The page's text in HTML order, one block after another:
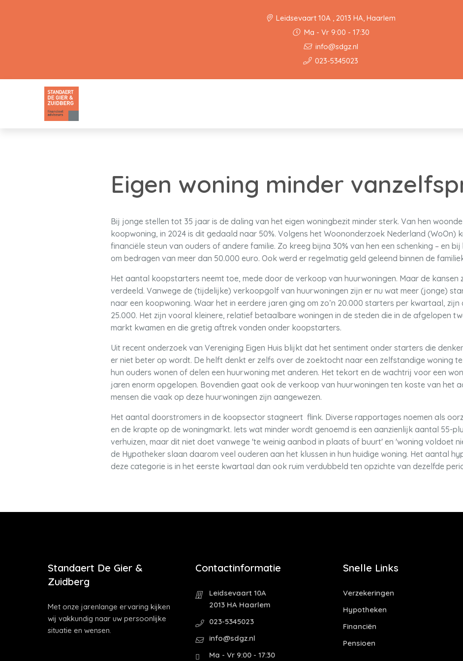
Leidsevaart 10A , 2013 HA, Haarlem
Ma - Vr 9:00 - 17:30
info@sdgz.nl
023-5345023
Eigen woning minder
Bij jonge stellen tot 35 jaar is de daling van het eigen woningbezit minder sterk. Van hen woonde
koopwoning, in 2024 is dit gedaald naar 50%. Volgens het Woononderzoek Nederland (WoOn)
financiële steun van ouders of andere familie. Zo kreeg bijna 30% van hen een schenking – en
om bedragen van meer dan 50.000 euro. Ook werd er regelmatig geld geleend binnen de
Het aantal koopstarters neemt toe, mede door de verkoop van huurwoningen. Maar de kansen
verdeeld. Vanwege de (tijdelijke) verkoopgolf van huurwoningen zijn er nu wat meer (jonge)
naar een koopwoning. Waar het in eerdere jaren ging om zo’n 20.000 starters per kwartaal, zijn
25.000. Het zijn vooral kleinere, relatief betaalbare woningen in de steden die in de afgelopen
markt kwamen en die gretig aftrek vonden onder koopstarters.
Uit recent onderzoek van Vereniging Eigen Huis blijkt dat het sentiment onder starters die
er niet beter op wordt. De helft denkt er zelfs over de zoektocht naar een zelfstandige woning
hun ouders wonen of delen een huurwoning met anderen. Het tekort en de wachtrij voor een
jaren enorm opgelopen. Bovendien gaat ook de verkoop van huurwoningen ten koste van het
mensen die vaak op deze huurwoningen zijn aangewezen.
Het aantal doorstromers in de koopsector stagneert flink. Diverse rapportages noemen als
en de krapte op de woningmarkt. Iets wat minder wordt genoemd is een aanzienlijk aantal 55-
verhuizen, maar dit niet doet vanwege 'te weinig aanbod in plaats of buurt' en 'woning voldoet
de Hypotheker slaan daarom veel ouderen aan het klussen in hun huidige woning. Het aantal
deze categorie is in het eerste kwartaal dan ook ruim verdubbeld ten opzichte van dezelfde
Standaert De Gier &
Zuidberg
Met onze jarenlange ervaring kijken
wij vakkundig naar uw persoonlijke
situatie en wensen.
Contactinformatie
Leidsevaart 10A
2013 HA Haarlem
023-5345023
info@sdgz.nl
Ma - Vr 9:00 - 17:30
Snelle Links
Verzekeringen
Hypotheken
Financiën
Pensioen